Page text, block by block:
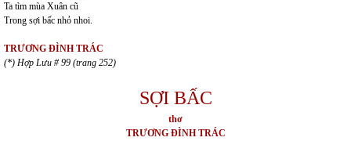
Ta tìm mùa Xuân cũ
Trong sợi bấc nhỏ nhoi.
TRƯƠNG ĐÌNH TRÁC
(*) Hợp Lưu # 99 (trang 252)
SỢI BẤC
thơ
TRƯƠNG ĐÌNH TRÁC